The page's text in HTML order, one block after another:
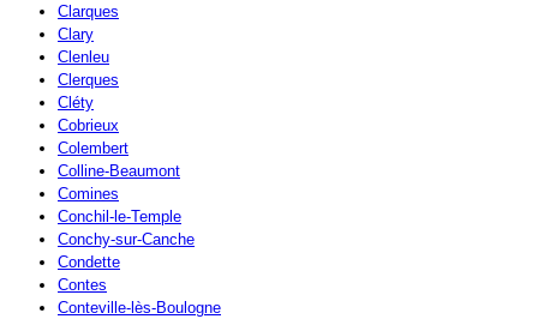
Clarques
Clary
Clenleu
Clerques
Cléty
Cobrieux
Colembert
Colline-Beaumont
Comines
Conchil-le-Temple
Conchy-sur-Canche
Condette
Contes
Conteville-lès-Boulogne